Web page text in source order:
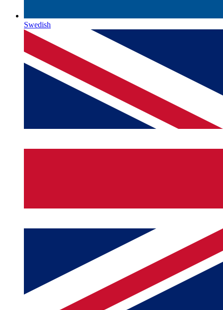
Swedish